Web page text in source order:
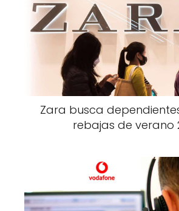
Zara busca
rebajas de verano